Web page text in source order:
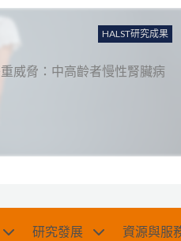
HALST研究成果
威脅：中高齡者慢性腎臟病
研究發展 資源與服